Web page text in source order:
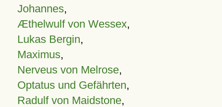
Johannes,
Æthelwulf von Wessex,
Lukas Bergin,
Maximus,
Nerveus von Melrose,
Optatus und Gefährten,
Radulf von Maidstone,